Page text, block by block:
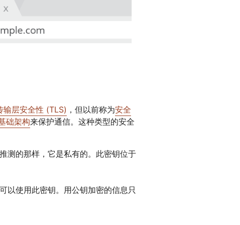
输层安全性 (TLS) ，但以前称为安全
础架构来保护通信。这种类型的安全
测的那样，它是私有的。此密钥位于
以使用此密钥。用公钥加密的信息只